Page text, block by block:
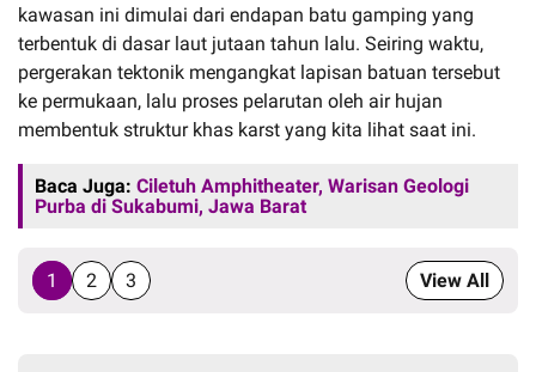
kawasan ini dimulai dari endapan batu gamping yang
terbentuk di dasar laut jutaan tahun lalu. Seiring waktu,
pergerakan tektonik mengangkat lapisan batuan tersebut
ke permukaan, lalu proses pelarutan oleh air hujan
membentuk struktur khas karst yang kita lihat saat ini.
Baca Juga: Ciletuh Amphitheater, Warisan Geologi
Purba di Sukabumi, Jawa Barat
1 2 3 View All